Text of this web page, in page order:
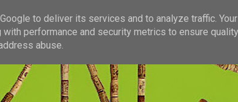
to deliver its services and to analyze traffic.
with performance and security metrics to ensure
abuse.